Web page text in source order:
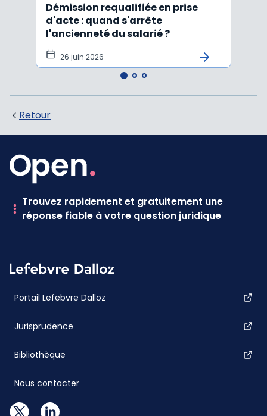
Démission requalifiée en prise
d'acte : quand s'arrête
l'ancienneté du salarié ?
26 juin 2026
Retour
Trouvez rapidement et gratuitement une
réponse fiable à votre question juridique
Portail Lefebvre Dalloz
Jurisprudence
Bibliothèque
Nous contacter